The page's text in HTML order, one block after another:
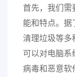
首先，我们需
能和特点。据
清理垃圾等多
可以对电脑系
病毒和恶意软